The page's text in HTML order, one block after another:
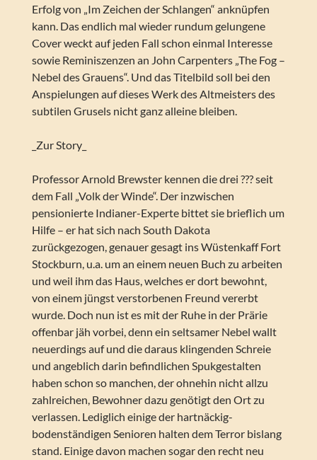
Erfolg von „Im Zeichen der Schlangen“ anknüpfen
kann. Das endlich mal wieder rundum gelungene
Cover weckt auf jeden Fall schon einmal Interesse
sowie Reminiszenzen an John Carpenters „The Fog –
Nebel des Grauens“. Und das Titelbild soll bei den
Anspielungen auf dieses Werk des Altmeisters des
subtilen Grusels nicht ganz alleine bleiben.
_Zur Story_
Professor Arnold Brewster kennen die drei ??? seit
dem Fall „Volk der Winde“. Der inzwischen
pensionierte Indianer-Experte bittet sie brieflich um
Hilfe – er hat sich nach South Dakota
zurückgezogen, genauer gesagt ins Wüstenkaff Fort
Stockburn, u.a. um an einem neuen Buch zu arbeiten
und weil ihm das Haus, welches er dort bewohnt,
von einem jüngst verstorbenen Freund vererbt
wurde. Doch nun ist es mit der Ruhe in der Prärie
offenbar jäh vorbei, denn ein seltsamer Nebel wallt
neuerdings auf und die daraus klingenden Schreie
und angeblich darin befindlichen Spukgestalten
haben schon so manchen, der ohnehin nicht allzu
zahlreichen, Bewohner dazu genötigt den Ort zu
verlassen. Lediglich einige der hartnäckig-
bodenständigen Senioren halten dem Terror bislang
stand. Einige davon machen sogar den recht neu